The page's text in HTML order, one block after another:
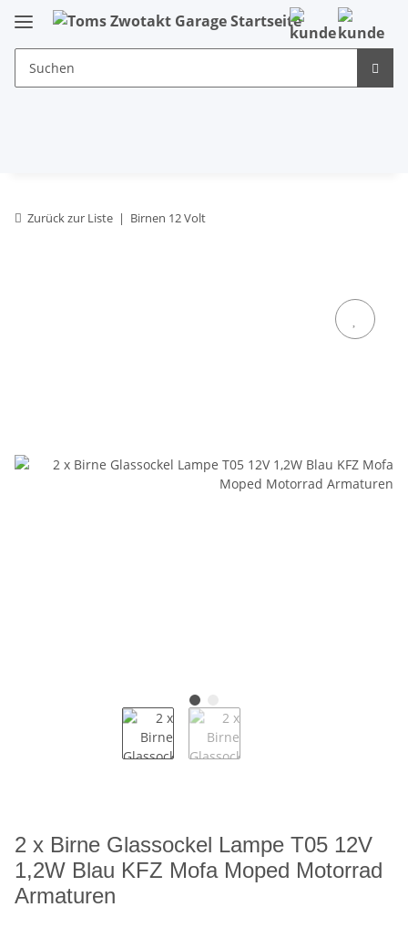
Zurück zur Liste Birnen 12 Volt
2 x Birne Glassockel Lampe T05 12V
1,2W Blau KFZ Mofa Moped Motorrad
Armaturen